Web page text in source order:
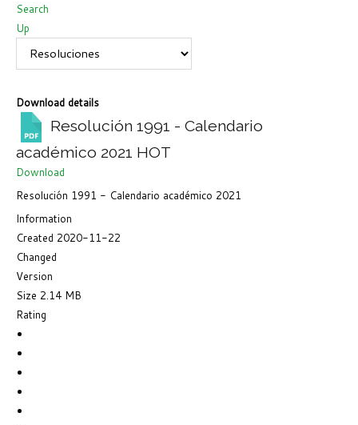
Search
Up
Download details
Resolución 1991 - Calendario
académico 2021 HOT
Download
Resolución 1991 - Calendario académico 2021
Information
Created 2020-11-22
Changed
Version
Size 2.14 MB
Rating